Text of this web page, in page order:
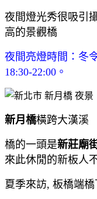
夜間燈光秀很吸引
高的景觀橋
夜間亮燈時間：冬
18:30-22:00。
新月橋橫跨大漢溪
橋的一頭是新莊廟
來此休閒的新板人
夏季來訪, 板橋端